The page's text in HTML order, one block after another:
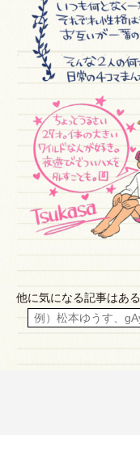
他に気になる記事はあ